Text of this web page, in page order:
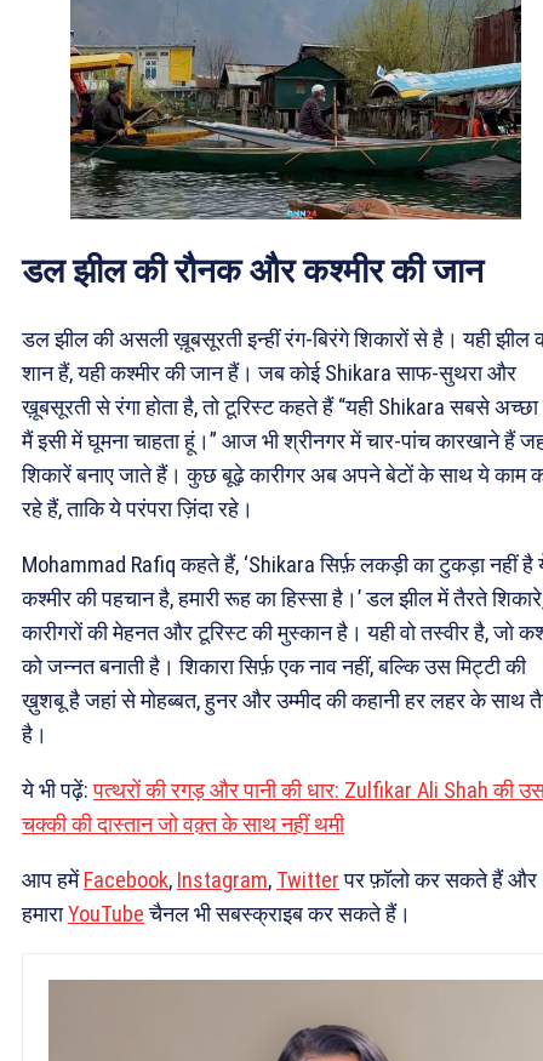
डल झील की रौनक और कश्मीर की जान
डल झील की असली ख़ूबसूरती इन्हीं रंग-बिरंगे शिकारों से है। यही झील
शान हैं, यही कश्मीर की जान हैं। जब कोई Shikara साफ-सुथरा और
ख़ूबसूरती से रंगा होता है, तो टूरिस्ट कहते हैं “यही Shikara सबसे अच्छा
मैं इसी में घूमना चाहता हूं।” आज भी श्रीनगर में चार-पांच कारखाने हैं
शिकारें बनाए जाते हैं। कुछ बूढ़े कारीगर अब अपने बेटों के साथ ये काम
रहे हैं, ताकि ये परंपरा ज़िंदा रहे।
Mohammad Rafiq कहते हैं, ‘Shikara सिर्फ़ लकड़ी का टुकड़ा नहीं है
कश्मीर की पहचान है, हमारी रूह का हिस्सा है।’ डल झील में तैरते
कारीगरों की मेहनत और टूरिस्ट की मुस्कान है। यही वो तस्वीर है, जो
को जन्नत बनाती है। शिकारा सिर्फ़ एक नाव नहीं, बल्कि उस मिट्टी की
ख़ुशबू है जहां से मोहब्बत, हुनर और उम्मीद की कहानी हर लहर के साथ
है।
ये भी पढ़ें:पत्थरों की रगड़ और पानी की धार: Zulfikar Ali Shah की
चक्की की दास्तान जो वक़्त के साथ नहीं थमी
आप हमेंFacebook, Instagram, Twitterपर फ़ॉलो कर सकते हैं और
हमाराYouTubeचैनल भी सबस्क्राइब कर सकते हैं।